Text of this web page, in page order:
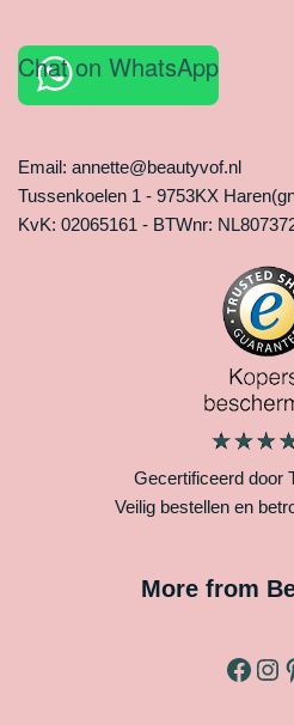
Chat on WhatsApp
Email: annette@beautyvof.nl
Tussenkoelen 1 - 9753KX
KvK: 02065161 - BTWnr:
Gecertificeerd door
Veilig bestellen en
More from